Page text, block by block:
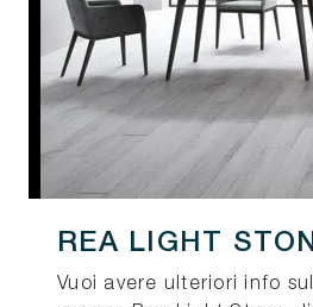
REA LIGHT
Vuoi avere ulteriori info